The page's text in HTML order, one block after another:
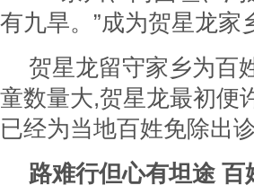
有九旱。”成为贺星龙家
贺星龙留守家乡为百
童数量大,贺星龙最初便
已经为当地百姓免除出
路难行但心有坦途